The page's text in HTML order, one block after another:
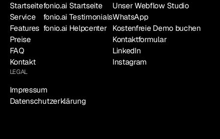
Startseite
Service
Features
Preise
FAQ
Kontakt
fonio.ai Startseite
fonio.ai Testimonials
fonio.ai Helpcenter
Unser Webflow Studio
WhatsApp
Kostenfreie Demo buchen
Kontaktformular
LinkedIn
Instagram
LEGAL
Impressum
Datenschutzerklärung